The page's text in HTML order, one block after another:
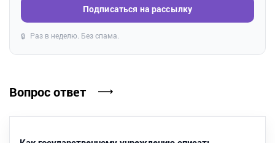
Подписаться на рассылку
🔒 Раз в неделю. Без спама.
Вопрос ответ